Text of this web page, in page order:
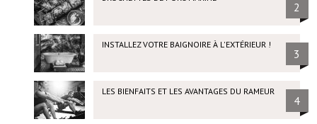
2
INSTALLEZ VOTRE BAIGNOIRE À L'EXTÉRIEUR !
3
LES BIENFAITS ET LES AVANTAGES DU RAMEUR
4